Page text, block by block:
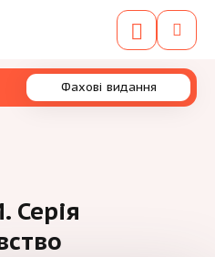
Фахові видання
Серія